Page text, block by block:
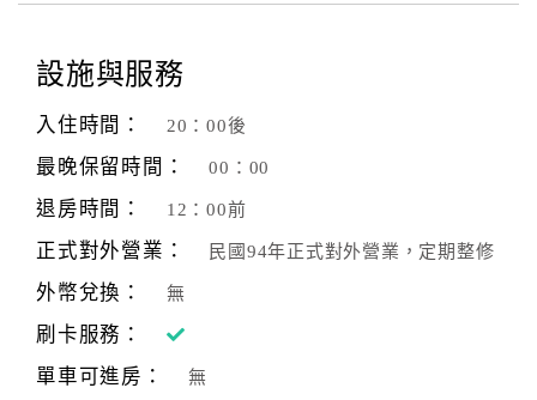
設施與服務
入住時間： 20：00後
最晚保留時間： 00：00
退房時間： 12：00前
正式對外營業： 民國94年正式對外營業，定期整修
外幣兌換： 無
刷卡服務：
單車可進房：
無